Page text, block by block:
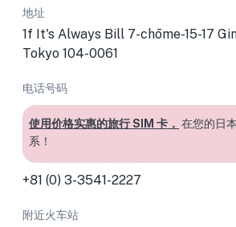
地址
1f It's Always Bill 7-chōme-15-17
Tokyo 104-0061
电话号码
使用价格实惠的旅行 SIM 卡， 在您的日
系！
+81 (0) 3-3541-2227
附近火车站